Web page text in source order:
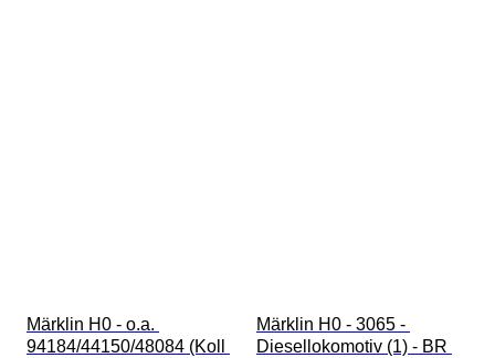
Märklin H0 - o.a.
94184/44150/48084 (Koll
Märklin H0 - 3065 -
Diesellokomotiv (1) - BR